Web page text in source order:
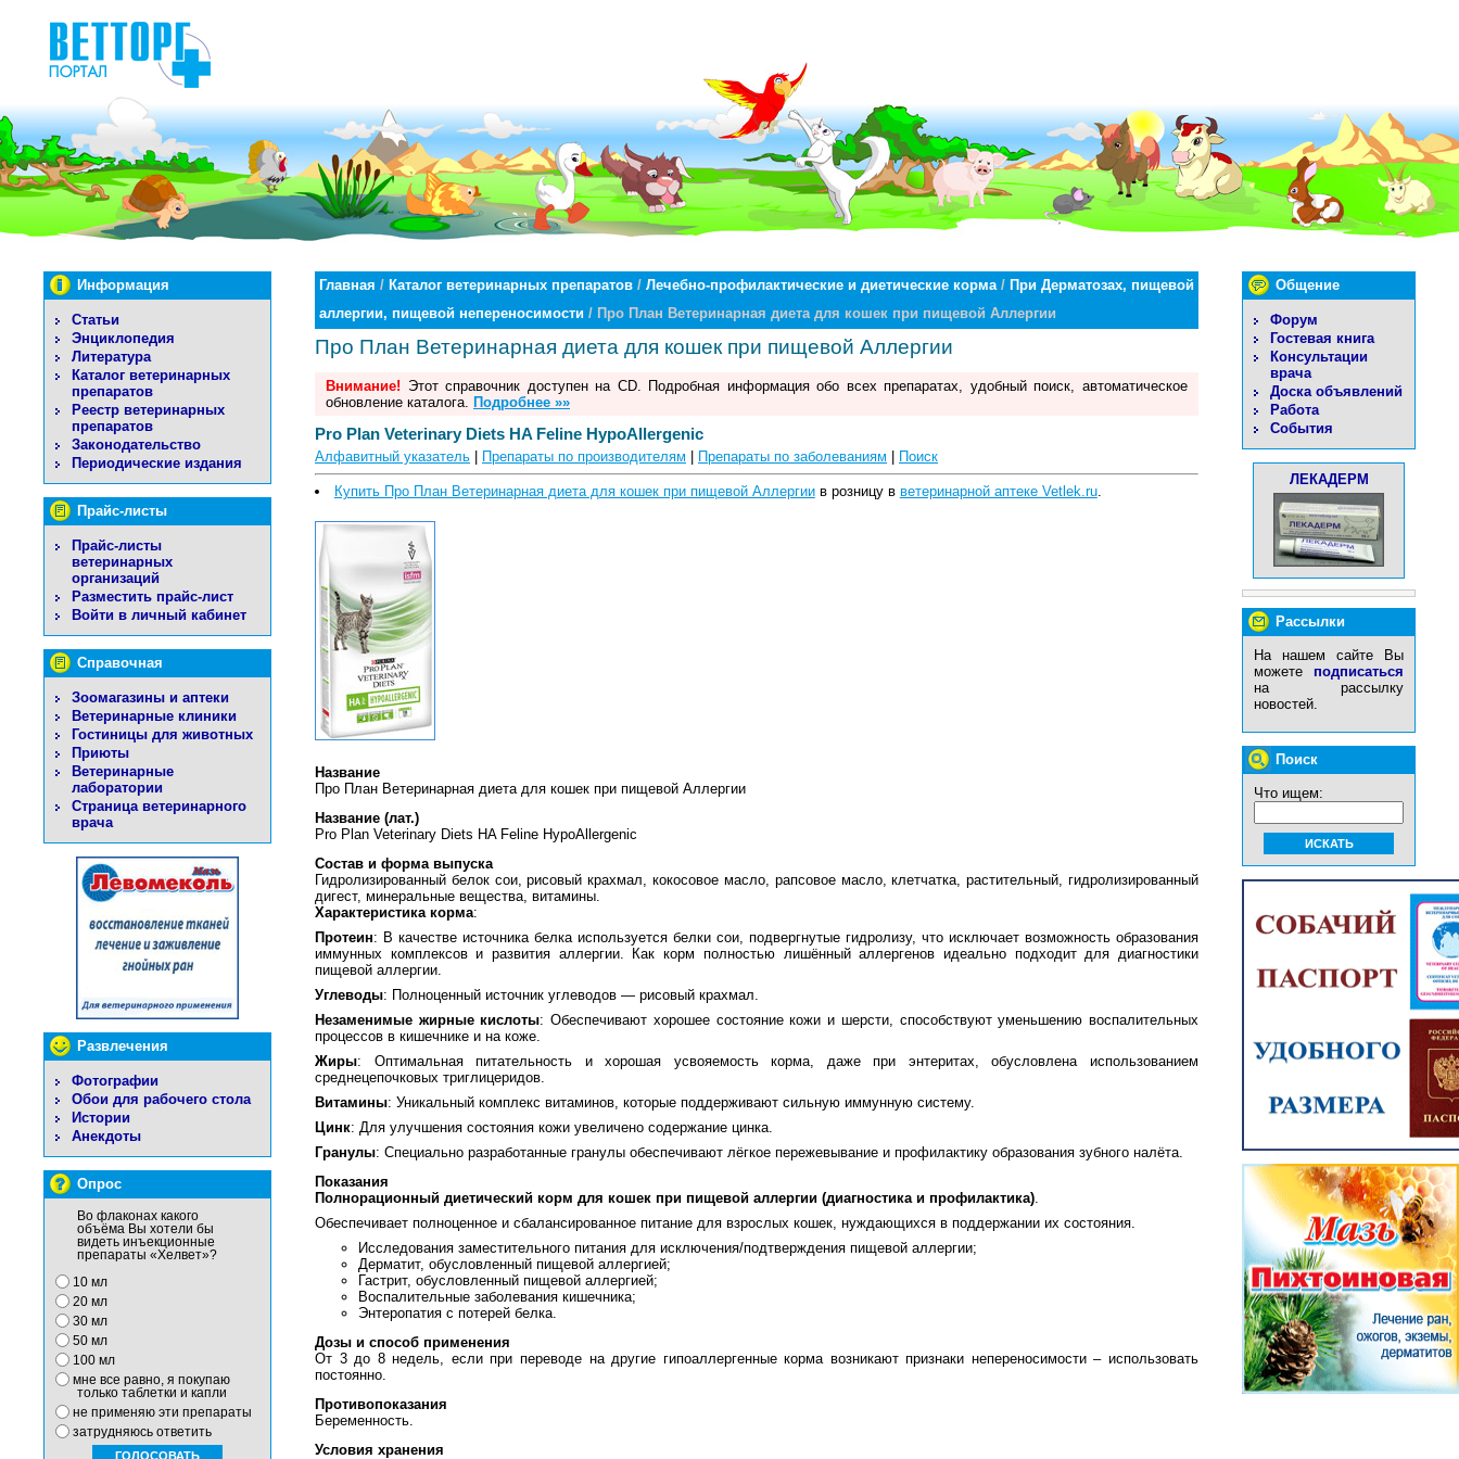
Информация
Статьи
Энциклопедия
Литература
Каталог ветеринарных
препаратов
Реестр ветеринарных
препаратов
Законодательство
Периодические издания
Прайс-листы
Прайс-листы
ветеринарных
организаций
Разместить прайс-лист
Войти в личный кабинет
Справочная
Зоомагазины и аптеки
Ветеринарные клиники
Гостиницы для животных
Приюты
Ветеринарные
лаборатории
Страница ветеринарного
врача
Развлечения
Фотографии
Обои для рабочего стола
Истории
Анекдоты
Опрос
Во флаконах какого
объёма Вы хотели бы
видеть инъекционные
препараты «Хелвет»?
10 мл
20 мл
30 мл
50 мл
100 мл
мне все равно, я покупаю
только таблетки и капли
не применяю эти препараты
затрудняюсь ответить
Общение
Форум
Гостевая книга
Консультации
врача
Доска объявлений
Работа
События
ЛЕКАДЕРМ
Рассылки
На нашем сайте Вы
можете подписаться
на рассылку
новостей.
Поиск
Что ищем:
Главная / Каталог ветеринарных препаратов / Лечебно-профилактические и диетические корма/ При Дерматозах, пищевой
аллергии, пищевой непереносимости / Про План Ветеринарная диета для кошек при пищевой Аллергии
Про План Ветеринарная диета для кошек при пищевой Аллергии
Внимание! Этот справочник доступен на CD. Подробная информация обо всех препаратах, удобный поиск, автоматическое
обновление каталога. Подробнее »»
Pro Plan Veterinary Diets HA Feline HypoAllergenic
Алфавитный указатель Препараты по производителям Препараты по заболеваниям Поиск
Купить Про План Ветеринарная диета для кошек при пищевой Аллергиив розницу в ветеринарной аптеке Vetlek.ru.
Название
Про План Ветеринарная диета для кошек при пищевой Аллергии
Название (лат.)
Pro Plan Veterinary Diets HA Feline HypoAllergenic
Состав и форма выпуска
Гидролизированный белок сои, рисовый крахмал, кокосовое масло, рапсовое масло, клетчатка, растительный, гидролизированный
дигест, минеральные вещества, витамины.
Характеристика корма:
Протеин: В качестве источника белка используется белки сои, подвергнутые гидролизу, что исключает возможность образования
иммунных комплексов и развития аллергии. Как корм полностью лишённый аллергенов идеально подходит для диагностики
пищевой аллергии.
Углеводы: Полноценный источник углеводов — рисовый крахмал.
Незаменимые жирные кислоты: Обеспечивают хорошее состояние кожи и шерсти, способствуют уменьшению воспалительных
процессов в кишечнике и на коже.
Жиры: Оптимальная питательность и хорошая усвояемость корма, даже при энтеритах, обусловлена использованием
среднецепочковых триглицеридов.
Витамины: Уникальный комплекс витаминов, которые поддерживают сильную иммунную систему.
Цинк: Для улучшения состояния кожи увеличено содержание цинка.
Гранулы: Специально разработанные гранулы обеспечивают лёгкое пережевывание и профилактику образования зубного налёта.
Показания
Полнорационный диетический корм для кошек при пищевой аллергии (диагностика и профилактика).
Обеспечивает полноценное и сбалансированное питание для взрослых кошек, нуждающихся в поддержании их состояния.
Исследования заместительного питания для исключения/подтверждения пищевой аллергии;
Дерматит, обусловленный пищевой аллергией;
Гастрит, обусловленный пищевой аллергией;
Воспалительные заболевания кишечника;
Энтеропатия с потерей белка.
Дозы и способ применения
От 3 до 8 недель, если при переводе на другие гипоаллергенные корма возникают признаки непереносимости – использовать
постоянно.
Противопоказания
Беременность.
Условия хранения